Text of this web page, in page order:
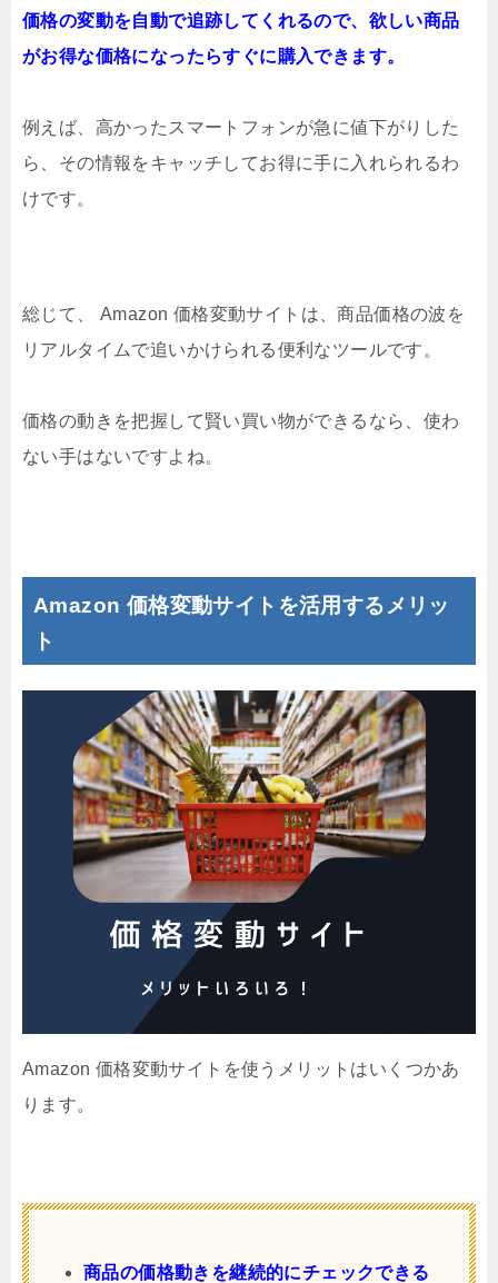
価格の変動を自動で追跡してくれるので、欲しい商品
がお得な価格になったらすぐに購入できます。
例えば、高かったスマートフォンが急に値下がりした
ら、その情報をキャッチしてお得に手に入れられるわ
けです。
総じて、 Amazon 価格変動サイトは、商品価格の波を
リアルタイムで追いかけられる便利なツールです。
価格の動きを把握して賢い買い物ができるなら、使わ
ない手はないですよね。
Amazon 価格変動サイトを活用するメリッ
ト
Amazon 価格変動サイトを使うメリットはいくつかあ
ります。
商品の価格動きを継続的にチェックできる